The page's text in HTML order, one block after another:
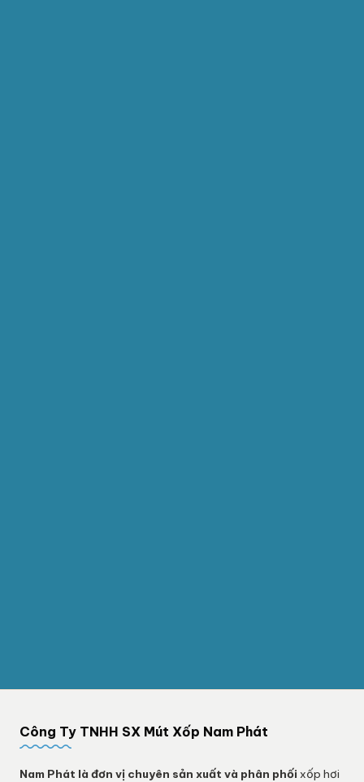
Công Ty TNHH SX Mút Xốp Nam Phát
Nam Phát là đơn vị chuyên sản xuất và phân phối xốp hơi